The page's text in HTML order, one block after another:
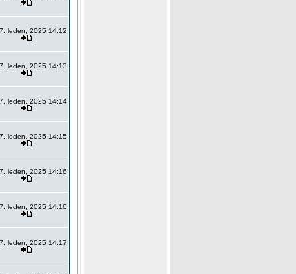
leden, 2025 14:12
leden, 2025 14:13
leden, 2025 14:14
leden, 2025 14:15
leden, 2025 14:16
leden, 2025 14:16
leden, 2025 14:17